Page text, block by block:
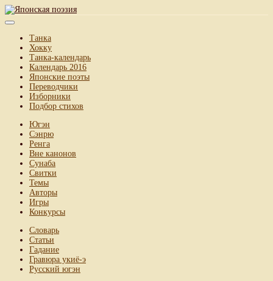
Танка
Хокку
Танка-календарь
Календарь 2016
Японские поэты
Переводчики
Изборники
Подбор стихов
Югэн
Сэнрю
Ренга
Вне канонов
Сунаба
Свитки
Темы
Авторы
Игры
Конкурсы
Словарь
Статьи
Гадание
Гравюра укиё-э
Русский югэн